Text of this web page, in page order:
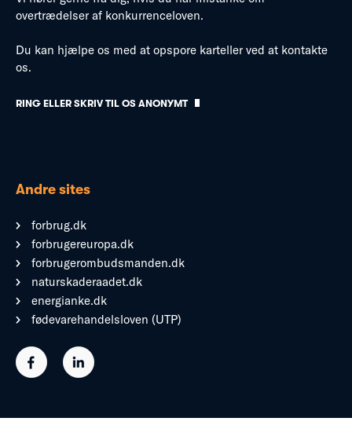
overtrædelser af konkurrenceloven.
Du kan hjælpe os med at opspore karteller ved at kontakte
os.
RING ELLER SKRIV TIL OS ANONYMT
Andre sites
forbrug.dk
forbrugereuropa.dk
forbrugerombudsmanden.dk
naturskaderaadet.dk
energianke.dk
fødevarehandelsloven (UTP)